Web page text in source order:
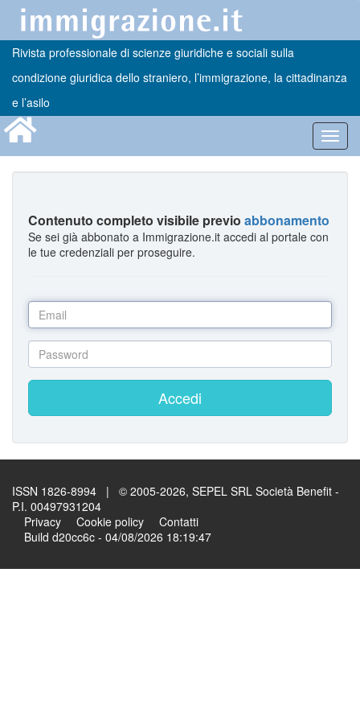
Rivista professionale di scienze giuridiche e sociali sulla
condizione giuridica dello straniero, l’immigrazione, la cittadinanza
e l’asilo
Contenuto completo visibile previo abbonamento
Se sei già abbonato a Immigrazione.it accedi al portale con
le tue credenziali per proseguire.
Accedi
ISSN 1826-8994 | © 2005-2026, SEPEL SRL Società Benefit -
P.I. 00497931204
Privacy
Cookie policy
Contatti
Build d20cc6c - 04/08/2026 18:19:47